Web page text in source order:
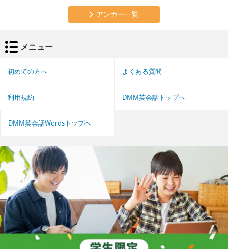
アンカー一覧
メニュー
初めての方へ よくある質問
利用規約 DMM英会話トップへ
DMM英会話Wordsトップへ